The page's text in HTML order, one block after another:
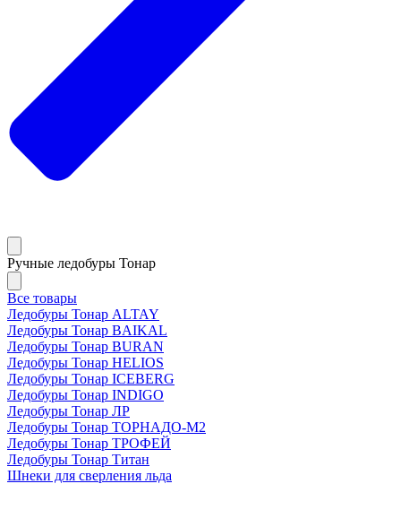
Ручные ледобуры Тонар
Все товары
Ледобуры Тонар ALTAY
Ледобуры Тонар BAIKAL
Ледобуры Тонар BURAN
Ледобуры Тонар HELIOS
Ледобуры Тонар ICEBERG
Ледобуры Тонар INDIGO
Ледобуры Тонар ЛР
Ледобуры Тонар ТОРНАДО-М2
Ледобуры Тонар ТРОФЕЙ
Ледобуры Тонар Титан
Шнеки для сверления льда